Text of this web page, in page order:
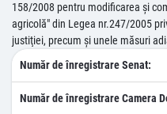
158/2008 pentru modificarea şi
agricolă" din Legea nr.247/2005
justiţiei, precum şi unele măsuri
Număr de înregistrare Senat:
Număr de înregistrare Camera